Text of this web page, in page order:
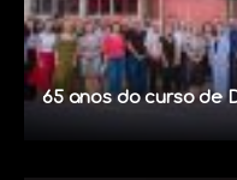
65 anos do curso de